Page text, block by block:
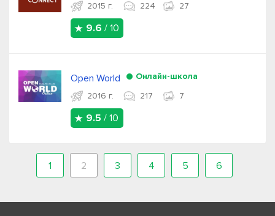
2015 г.
224 27
9.6 / 10
Open World
Онлайн-школа
2016 г.
217 7
9.5 / 10
1 2 3 4 5 6